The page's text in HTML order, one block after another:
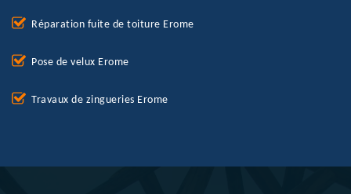
Réparation fuite de toiture Erome
Pose de velux Erome
Travaux de zingueries Erome